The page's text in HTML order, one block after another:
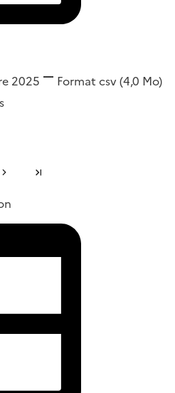
2025 Format csv(4,0 Mo)
Page suivante